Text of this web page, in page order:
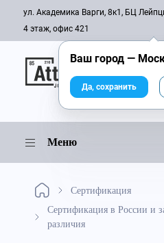
ул. Академика Варги, 8к1, БЦ
4 этаж, офис 421
Онлайн-журнал
Меню
Сертификация
Сертификация в России и
различия
Ваш город —
Да, сохранить